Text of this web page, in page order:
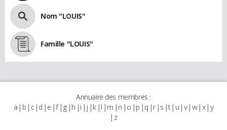
Nom "LOUIS"
Famille "LOUIS"
Annuaire des membres :
a b c d e f g h i j k l m n o p q r s t u v w x y
z